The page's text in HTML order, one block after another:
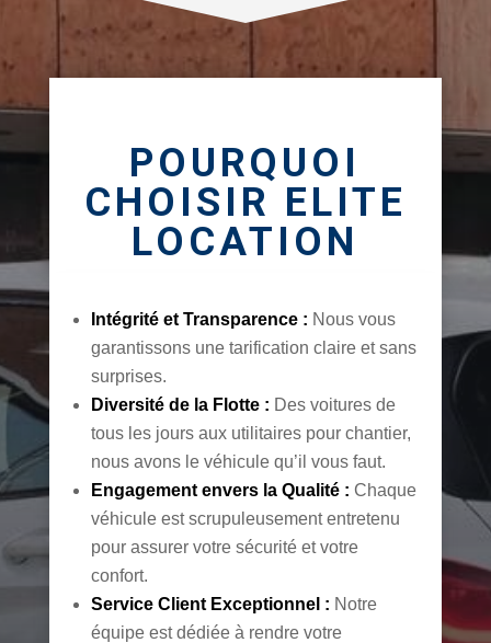
POURQUOI
CHOISIR ELITE
LOCATION
Intégrité et Transparence : Nous vous
garantissons une tarification claire et sans
surprises.
Diversité de la Flotte : Des voitures de
tous les jours aux utilitaires pour chantier,
nous avons le véhicule qu’il vous faut.
Engagement envers la Qualité : Chaque
véhicule est scrupuleusement entretenu
pour assurer votre sécurité et votre
confort.
Service Client Exceptionnel : Notre
équipe est dédiée à rendre votre